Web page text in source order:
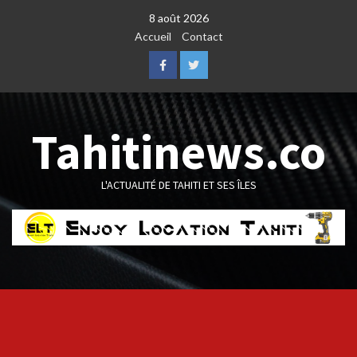
8 août 2026
Accueil
Contact
FacebookTwitter
Tahitinews.co
L'ACTUALITÉ DE TAHITI ET SES ÎLES